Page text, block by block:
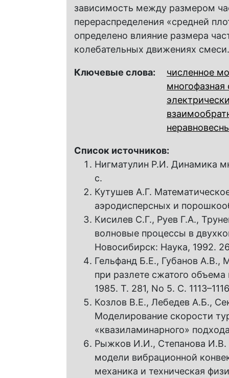
зависимость между размером
перераспределения «средней
определено влияние размера
колебательных движениях смеси.
Ключевые слова:
численное
многофазная
Список источников:
Нигматулин Р.И. Динамика
с.
Кутушев А.Г.
аэродисперсных и
Кисилев С.Г., Руев Г.А.,
волновые процессы в
Новосибирск: Наука, 1992.
Гельфанд Б.Е., Губанов
при разлете сжатого
1985. Т. 281, No 5. С.
Козлов В.Е., Лебедев А.Б.,
Моделирование скорости
«квазиламинарного»
Рыжков И.И., Степанова И.В.
модели вибрационной
механика и техническая